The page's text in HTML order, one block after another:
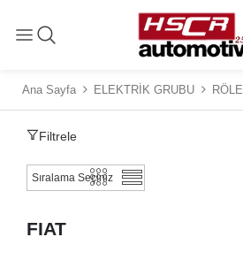
Ana Sayfa ELEKTRİK GRUBU RÖLE
Filtrele
FIAT